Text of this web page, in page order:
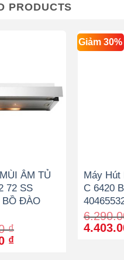
PRODUCTS
ÂM TỦ
72 SS
BỒ ĐÀO
₫
₫Current
Giảm 30%
Máy Hút
C 6420
Original